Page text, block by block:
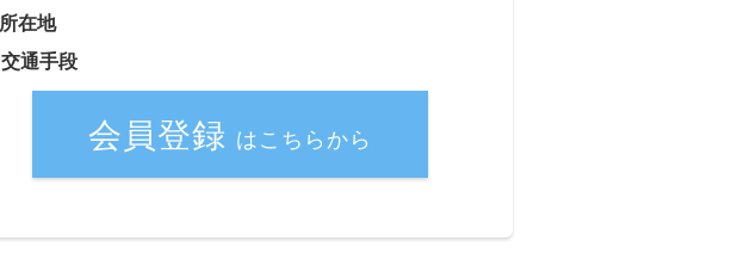
所在地
交通手段
会員登録 はこちらから